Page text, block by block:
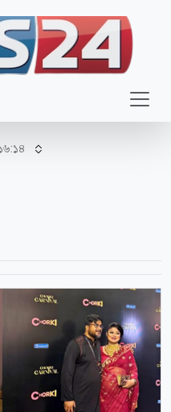
দ্বিতীয় বিয়ের